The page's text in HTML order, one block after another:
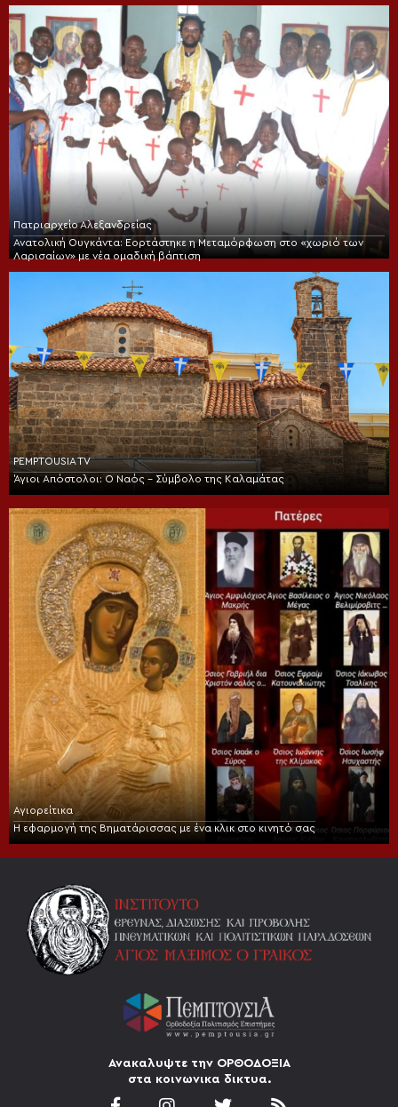
Πατριαρχείο Αλεξανδρείας
Ανατολική Ουγκάντα: Εορτάστηκε η Μεταμόρφωση στο «χωριό των
Λαρισαίων» με νέα ομαδική βάπτιση
PEMPTOUSIA TV
Άγιοι Απόστολοι: Ο Ναός – Σύμβολο της Καλαμάτας
Αγιορείτικα
Η εφαρμογή της Βηματάρισσας με ένα κλικ στο κινητό σας
Ανακαλυψτε την ΟΡΘΟΔΟΞΙΑ
στα κοινωνικα δικτυα.